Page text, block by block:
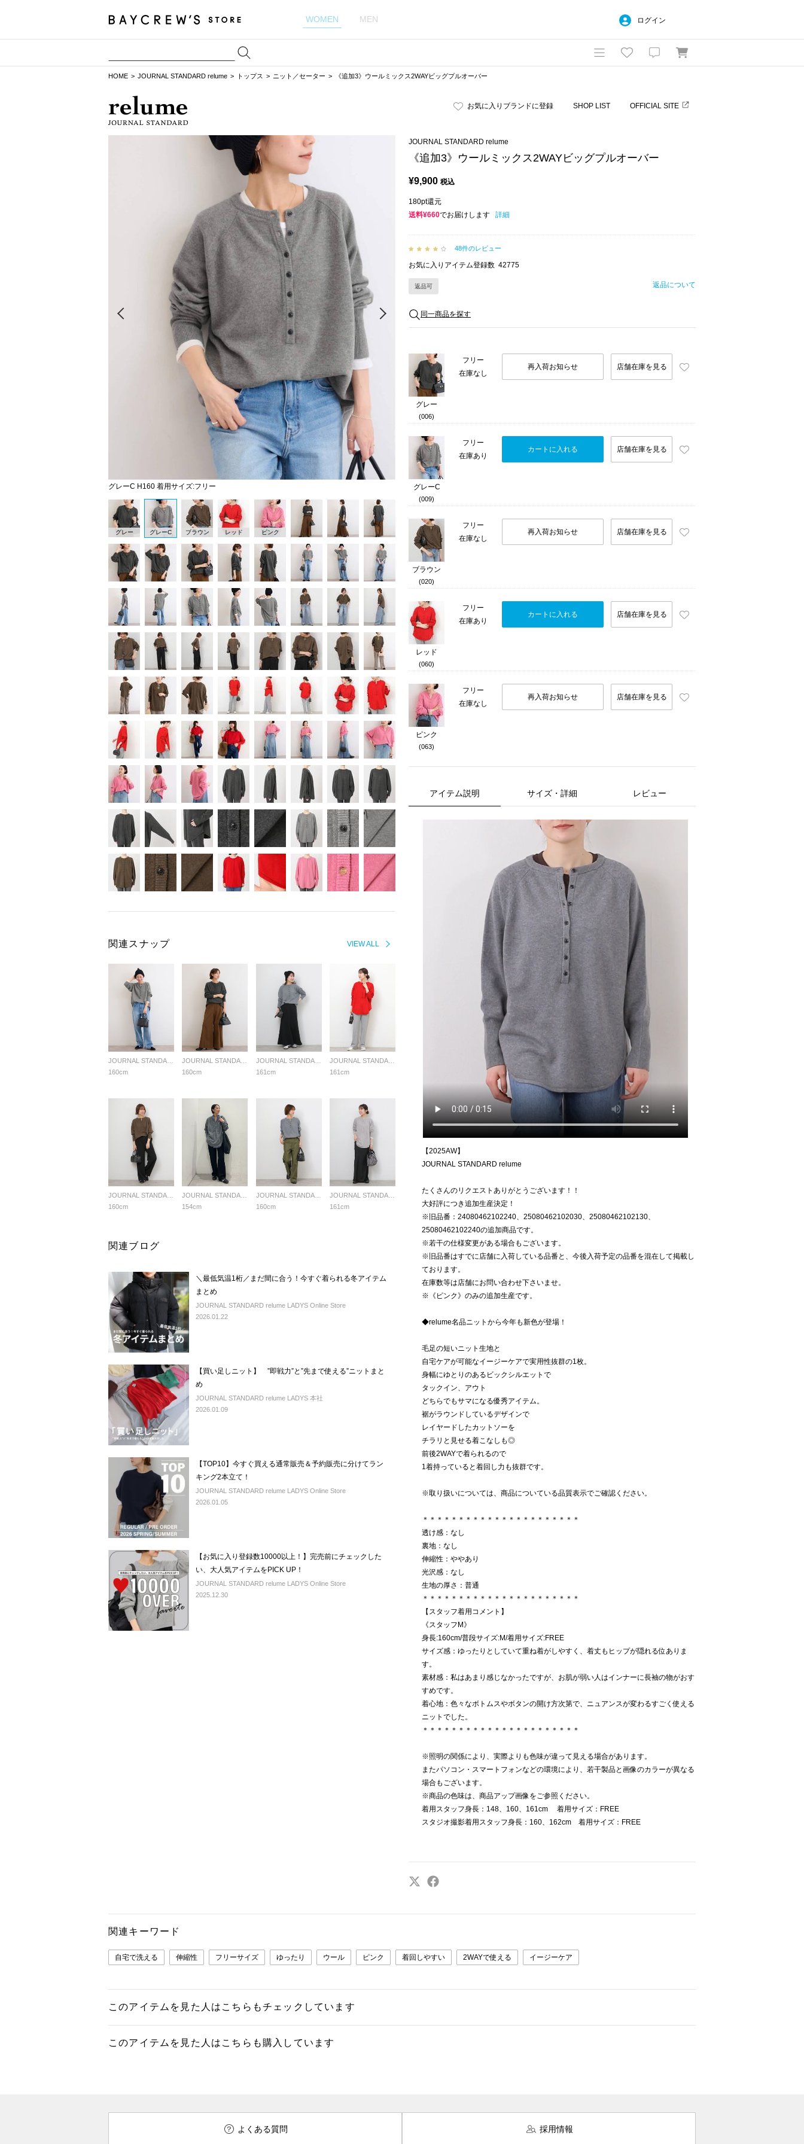
WOMEN MEN ログイン
HOME JOURNAL STANDARD relume トップス ニット／セーター 《追加3》ウールミックス2WAYビッグプルオーバー
お気に入りブランドに登録 SHOP LIST OFFICIAL SITE
グレーC H160 着用サイズ:フリー
グレー グレーC ブラウン レッド ピンク
VIEW ALL
関連スナップ
160cm
160cm
JOURNAL STANDARD relume LADYS
161cm
JOURNAL STANDARD relume LADYS
161cm
160cm
154cm
JOURNAL STANDARD relume LADYS
160cm
JOURNAL STANDARD relume LADYS
161cm
関連ブログ
＼最低気温1桁／まだ間に合う！今すぐ着られる冬アイテム
まとめ
JOURNAL STANDARD relume LADYS Online Store
2026.01.22
【買い足しニット】 ”即戦力”と”先まで使える”ニットまと
め
JOURNAL STANDARD relume LADYS 本社
2026.01.09
【TOP10】今すぐ買える通常販売＆予約販売に分けてラン
キング2本立て！
JOURNAL STANDARD relume LADYS Online Store
2026.01.05
【お気に入り登録数10000以上！】完売前にチェックした
い、大人気アイテムをPICK UP！
JOURNAL STANDARD relume LADYS Online Store
2025.12.30
JOURNAL STANDARD relume
《追加3》ウールミックス2WAYビッグプルオーバー
¥9,900 税込
180pt還元
送料¥660でお届けします 詳細
48件のレビュー
お気に入りアイテム登録数 42775
返品可 返品について
同一商品を探す
グレー
(006)
フリー
在庫なし
再入荷お知らせ 店舗在庫を見る
グレーC
(009)
フリー
在庫あり
カートに入れる 店舗在庫を見る
ブラウン
(020)
フリー
在庫なし
再入荷お知らせ 店舗在庫を見る
レッド
(060)
フリー
在庫あり
カートに入れる 店舗在庫を見る
ピンク
(063)
フリー
在庫なし
再入荷お知らせ 店舗在庫を見る
アイテム説明 サイズ・詳細 レビュー
【2025AW】
JOURNAL STANDARD relume
たくさんのリクエストありがとうございます！！
大好評につき追加生産決定！
※旧品番：24080462102240、25080462102030、25080462102130、
25080462102240の追加商品です。
※若干の仕様変更がある場合もございます。
※旧品番はすでに店舗に入荷している品番と、今後入荷予定の品番を混在して掲載し
ております。
在庫数等は店舗にお問い合わせ下さいませ。
※《ピンク》のみの追加生産です。
◆relume名品ニットから今年も新色が登場！
毛足の短いニット生地と
自宅ケアが可能なイージーケアで実用性抜群の1枚。
身幅にゆとりのあるビックシルエットで
タックイン、アウト
どちらでもサマになる優秀アイテム。
裾がラウンドしているデザインで
レイヤードしたカットソーを
チラリと見せる着こなしも◎
前後2WAYで着られるので
1着持っていると着回し力も抜群です。
※取り扱いについては、商品についている品質表示でご確認ください。
＊＊＊＊＊＊＊＊＊＊＊＊＊＊＊＊＊＊＊＊＊＊
透け感：なし
裏地：なし
伸縮性：ややあり
光沢感：なし
生地の厚さ：普通
＊＊＊＊＊＊＊＊＊＊＊＊＊＊＊＊＊＊＊＊＊＊
【スタッフ着用コメント】
《スタッフM》
身長:160cm/普段サイズ:M/着用サイズ:FREE
サイズ感：ゆったりとしていて重ね着がしやすく、着丈もヒップが隠れる位ありま
す。
素材感：私はあまり感じなかったですが、お肌が弱い人はインナーに長袖の物がおす
すめです。
着心地：色々なボトムスやボタンの開け方次第で、ニュアンスが変わるすごく使える
ニットでした。
＊＊＊＊＊＊＊＊＊＊＊＊＊＊＊＊＊＊＊＊＊＊
※照明の関係により、実際よりも色味が違って見える場合があります。
またパソコン・スマートフォンなどの環境により、若干製品と画像のカラーが異なる
場合もございます。
※商品の色味は、商品アップ画像をご参照ください。
着用スタッフ身長：148、160、161cm 着用サイズ：FREE
スタジオ撮影着用スタッフ身長：160、162cm 着用サイズ：FREE
関連キーワード
自宅で洗える 伸縮性 フリーサイズ ゆったり ウール ピンク 着回しやすい 2WAYで使える イージーケア
このアイテムを見た人はこちらもチェックしています
このアイテムを見た人はこちらも購入しています
よくある質問 採用情報